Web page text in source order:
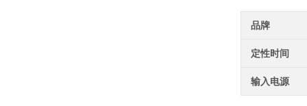
品牌
定性时间
输入电源